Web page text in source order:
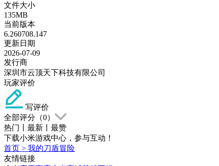
文件大小
135MB
当前版本
6.260708.147
更新日期
2026-07-09
发行商
深圳市云顶天下科技有限公司
玩家评价
写评价
全部评分（0）
热门
最新
最赞
下载小米游戏中心，参与互动！
首页 > 我的刀盾冒险
友情链接